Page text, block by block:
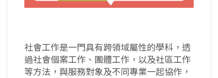
社會工作是一門具有跨領域屬性的學科，透
過社會個案工作、團體工作，以及社區工作
等方法，與服務對象及不同專業一起協作，